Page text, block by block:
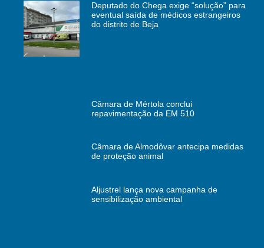
Deputado do Chega exige “solução” para
eventual saída de médicos estrangeiros
do distrito de Beja
Câmara de Mértola conclui
repavimentação da EM 510
Câmara de Almodôvar antecipa medidas
de proteção animal
Aljustrel lança nova campanha de
sensibilização ambiental